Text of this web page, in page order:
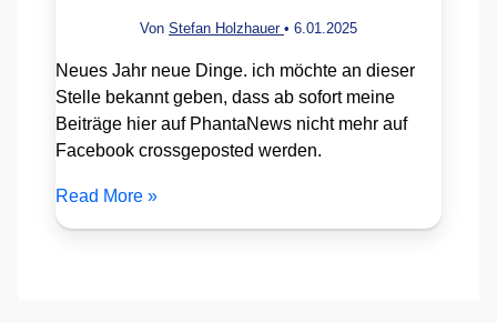
Von Stefan Holzhauer • 6.01.2025
Neues Jahr neue Dinge. ich möchte an dieser
Stelle bekannt geben, dass ab sofort meine
Beiträge hier auf PhantaNews nicht mehr auf
Facebook crossgeposted werden.
Read More »